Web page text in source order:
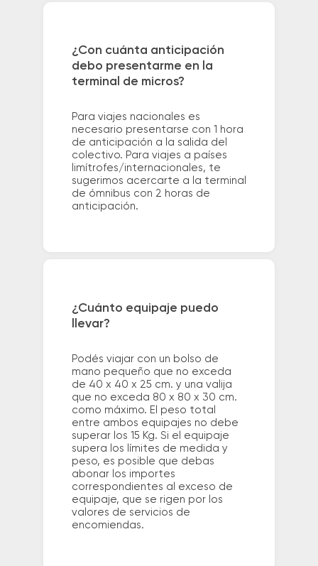
¿Con cuánta anticipación
debo presentarme en la
terminal de micros?
Para viajes nacionales es
necesario presentarse con 1 hora
de anticipación a la salida del
colectivo. Para viajes a países
limítrofes/internacionales, te
sugerimos acercarte a la terminal
de ómnibus con 2 horas de
anticipación.
¿Cuánto equipaje puedo
llevar?
Podés viajar con un bolso de
mano pequeño que no exceda
de 40 x 40 x 25 cm. y una valija
que no exceda 80 x 80 x 30 cm.
como máximo. El peso total
entre ambos equipajes no debe
superar los 15 Kg. Si el equipaje
supera los límites de medida y
peso, es posible que debas
abonar los importes
correspondientes al exceso de
equipaje, que se rigen por los
valores de servicios de
encomiendas.